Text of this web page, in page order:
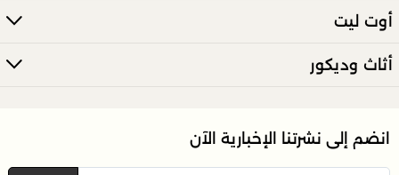
أوت ليت
أثاث وديكور
انضم إلى نشرتنا الإخبارية الآن